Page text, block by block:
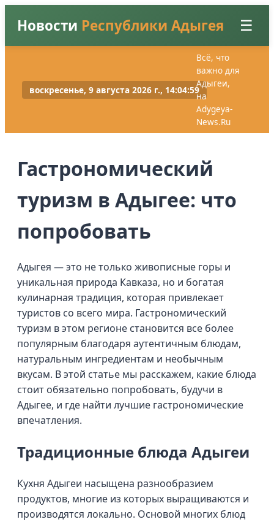
Новости Республики Адыгея ☰
Главная
Вход
воскресенье, 9 августа 2026 г., 14:05:01
Всё, что
важно для
Адыгеи,
на
Adygeya-
News.Ru
Гастрономический
туризм в Адыгее: что
попробовать
Адыгея — это не только живописные горы и
уникальная природа Кавказа, но и богатая
кулинарная традиция, которая привлекает
туристов со всего мира. Гастрономический
туризм в этом регионе становится все более
популярным благодаря аутентичным блюдам,
натуральным ингредиентам и необычным
вкусам. В этой статье мы расскажем, какие блюда
стоит обязательно попробовать, будучи в
Адыгее, и где найти лучшие гастрономические
впечатления.
Традиционные блюда Адыгеи
Кухня Адыгеи насыщена разнообразием
продуктов, многие из которых выращиваются и
производятся локально. Основой многих блюд